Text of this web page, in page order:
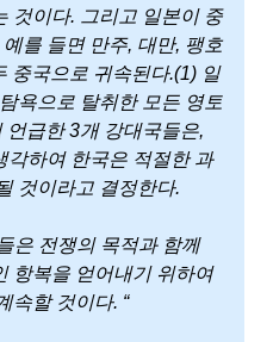
것이다. 그리고 일본이 중
를 들면 만주, 대만, 팽호
중국으로 귀속된다.(1) 일
욕으로 탈취한 모든 영토
언급한 3개 강대국들은,
각하여 한국은 적절한 과
것이라고 결정한다.
은 전쟁의 목적과 함께
항복을 얻어내기 위하여
속할 것이다. “